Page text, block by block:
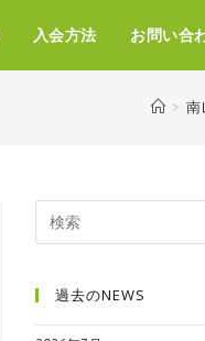
入会方法 お問い合
> 南
過去のNEWS